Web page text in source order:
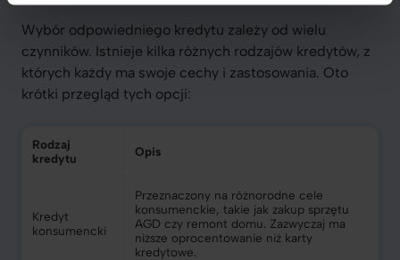
Wybór odpowiedniego kredytu zależy od wielu
czynników. Istnieje kilka różnych rodzajów kredytów, z
których każdy ma swoje cechy i zastosowania. Oto
krótki przegląd tych opcji:
Rodzaj
kredytu
Opis
Kredyt
konsumencki
Przeznaczony na różnorodne cele
konsumenckie, takie jak zakup sprzętu
AGD czy remont domu. Zazwyczaj ma
niższe oprocentowanie niż karty
kredytowe.